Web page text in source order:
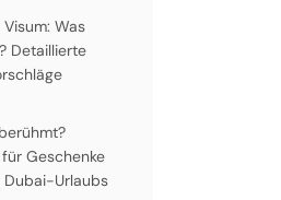
Was
Detaillierte
Geschenke
Urlaubs